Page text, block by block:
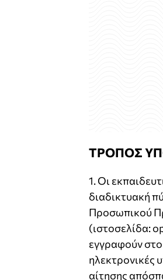
ΤΡΟΠΟΣ
1. Οι
διαδικτυακή
Προσωπικού
(ιστοσελίδα:
εγγραφούν
ηλεκτρονικές
αίτησης